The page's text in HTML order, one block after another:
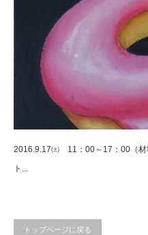
2016.9.17㈯ 11：00～17：00（材
ト...
トップページに戻る